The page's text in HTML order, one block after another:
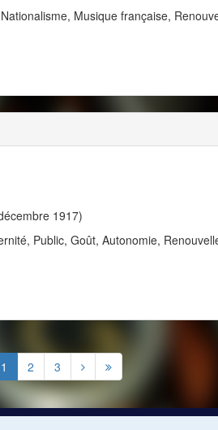
Musique française,
1917)
Public, Goût, Autonomie,
1 2 3